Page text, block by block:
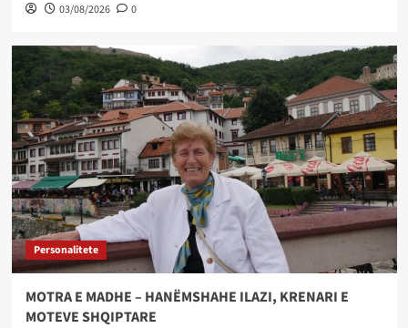
03/08/2026 0
Personalitete
MOTRA E MADHE – HANËMSHAHE ILAZI, KRENARI E
MOTEVE SHQIPTARE